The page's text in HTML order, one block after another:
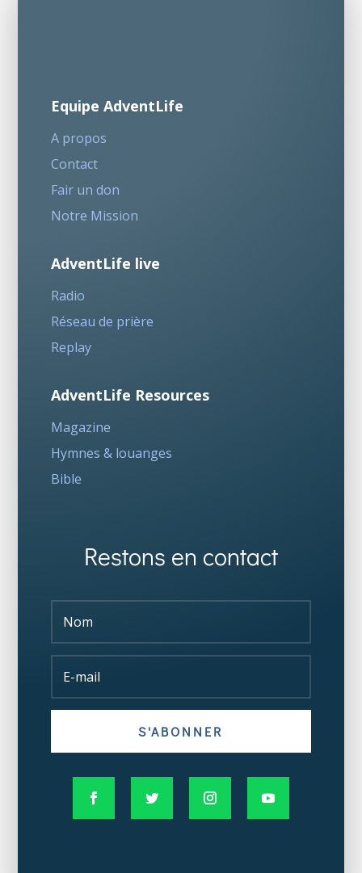
Equipe AdventLife
A propos
Contact
Fair un don
Notre Mission
AdventLife live
Radio
Réseau de prière
Replay
AdventLife Resources
Magazine
Hymnes & louanges
Bible
Restons en contact
S'ABONNER